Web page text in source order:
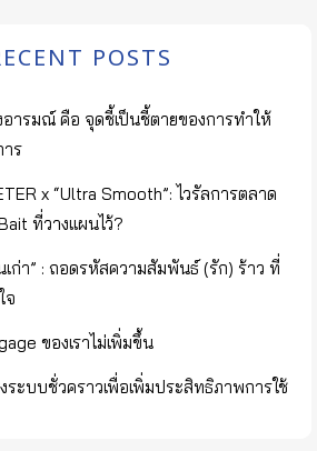
POSTS
ารมณ์ คือ จุดชี้เป็นชี้ตายของการทำให้
ร
x “Ultra Smooth”: ไวรัลการตลาด
ที่วางแผนไว้?
ก่า” : ถอดรหัสความสัมพันธ์ (รัก) ร้าว ที่
จ
ของเราไม่เพิ่มขึ้น
ะบบชั่วคราวเพื่อเพิ่มประสิทธิภาพการใช้